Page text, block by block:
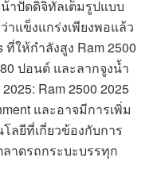
าปัดดิจิทัลเต็มรูปแบบ
าแข็งแกร่งเพียงพอแล้ว
ที่ให้กำลังสูง Ram 2500
ปอนด์ และลากจูงน้ำ
Ram 2500 2025
และอาจมีการเพิ่ม
ลยีที่เกี่ยวข้องกับการ
ลาดรถกระบะบรรทุก